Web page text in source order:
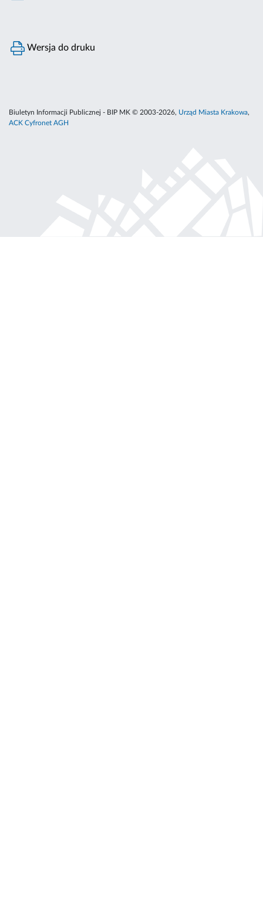
Wersja do druku
Biuletyn Informacji Publicznej - BIP MK © 2003-2026, Urząd Miasta Krakowa,
ACK Cyfronet AGH